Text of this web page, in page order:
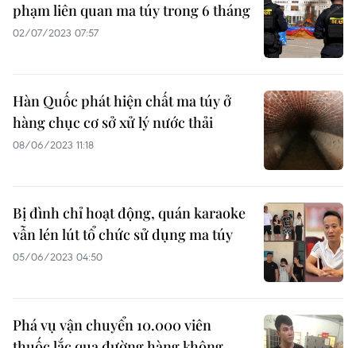
phạm liên quan ma túy trong 6 tháng
02/07/2023 07:57
Hàn Quốc phát hiện chất ma túy ở
hàng chục cơ sở xử lý nước thải
08/06/2023 11:18
Bị đình chỉ hoạt động, quán karaoke
vẫn lén lút tổ chức sử dụng ma túy
05/06/2023 04:50
Phá vụ vận chuyển 10.000 viên